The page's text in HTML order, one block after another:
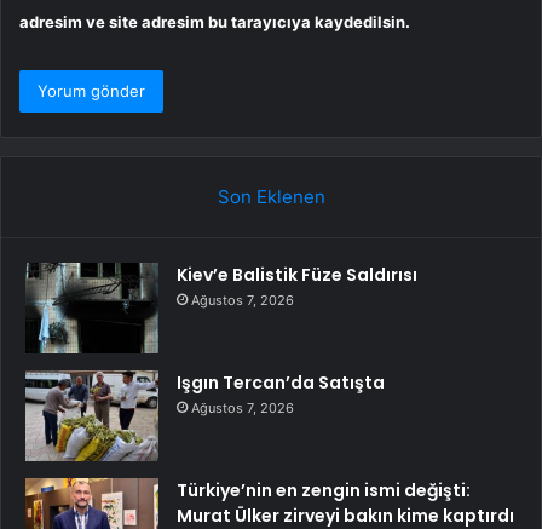
adresim ve site adresim bu tarayıcıya kaydedilsin.
Son Eklenen
Kiev’e Balistik Füze Saldırısı
Ağustos 7, 2026
Işgın Tercan’da Satışta
Ağustos 7, 2026
Türkiye’nin en zengin ismi değişti:
Murat Ülker zirveyi bakın kime kaptırdı